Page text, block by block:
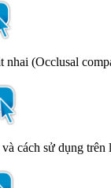
mặt nhai
và cách sử